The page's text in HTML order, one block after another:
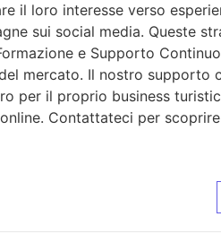
il loro interesse verso
sui social media. Queste
e Supporto
mercato. Il nostro supporto
per il proprio business
Contattateci per